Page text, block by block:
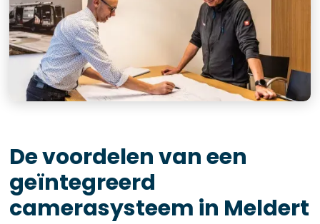
De voordelen van een
geïntegreerd
camerasysteem in Meldert